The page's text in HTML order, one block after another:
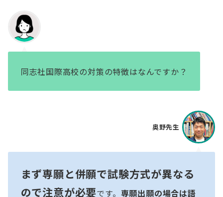
同志社国際高校の対策の特徴はなんですか？
奥野先生
まず専願と併願で試験方式が異なる
ので注意が必要です。 専願出願の場合は語